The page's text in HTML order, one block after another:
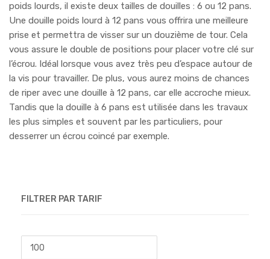
poids lourds, il existe deux tailles de douilles : 6 ou 12 pans.
Une douille poids lourd à 12 pans vous offrira une meilleure
prise et permettra de visser sur un douzième de tour. Cela
vous assure le double de positions pour placer votre clé sur
l’écrou. Idéal lorsque vous avez très peu d’espace autour de
la vis pour travailler. De plus, vous aurez moins de chances
de riper avec une douille à 12 pans, car elle accroche mieux.
Tandis que la douille à 6 pans est utilisée dans les travaux
les plus simples et souvent par les particuliers, pour
desserrer un écrou coincé par exemple.
FILTRER PAR TARIF